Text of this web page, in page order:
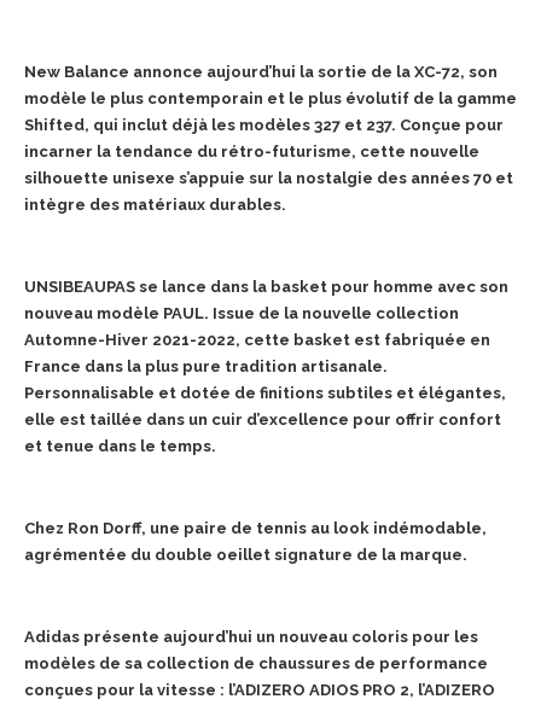
New Balance annonce aujourd’hui la sortie de la XC-72, son
modèle le plus contemporain et le plus évolutif de la gamme
Shifted, qui inclut déjà les modèles 327 et 237. Conçue pour
incarner la tendance du rétro-futurisme, cette nouvelle
silhouette unisexe s’appuie sur la nostalgie des années 70 et
intègre des matériaux durables.
UNSIBEAUPAS se lance dans la basket pour homme avec son
nouveau modèle PAUL. Issue de la nouvelle collection
Automne-Hiver 2021-2022, cette basket est fabriquée en
France dans la plus pure tradition artisanale.
Personnalisable et dotée de finitions subtiles et élégantes,
elle est taillée dans un cuir d’excellence pour offrir confort
et tenue dans le temps.
Chez Ron Dorff, une paire de tennis au look indémodable,
agrémentée du double oeillet signature de la marque.
Adidas présente aujourd’hui un nouveau coloris pour les
modèles de sa collection de chaussures de performance
conçues pour la vitesse : l’ADIZERO ADIOS PRO 2, l’ADIZERO